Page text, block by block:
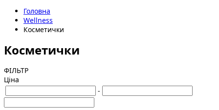
Головна
Wellness
Косметички
Косметички
ФІЛЬТР
Ціна
-